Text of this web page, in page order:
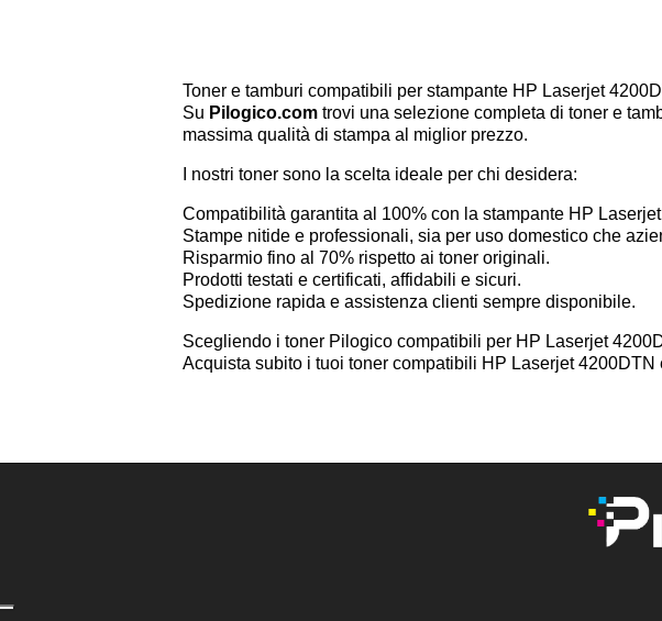
Toner e tamburi compatibili per stampante HP Laserjet
Su Pilogico.com trovi una selezione completa di toner e
massima qualità di stampa al miglior prezzo.
I nostri toner sono la scelta ideale per chi desidera:
Compatibilità garantita al 100% con la stampante HP
Stampe nitide e professionali, sia per uso domestico che
Risparmio fino al 70% rispetto ai toner originali.
Prodotti testati e certificati, affidabili e sicuri.
Spedizione rapida e assistenza clienti sempre disponibile.
Scegliendo i toner Pilogico compatibili per HP Laserjet
Acquista subito i tuoi toner compatibili HP Laserjet 4200DTN